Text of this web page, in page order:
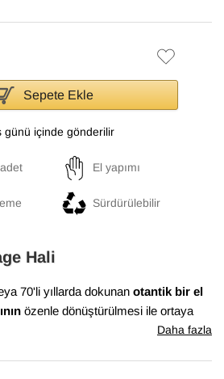
Sepete Ekle
günü içinde gönderilir
El yapımı
Sürdürülebilir
Hali
70'li yıllarda dokunan otantik bir el
özenle dönüştürülmesi ile ortaya
süreci, Anadolu'nun birçok yöresinde
Daha fazla